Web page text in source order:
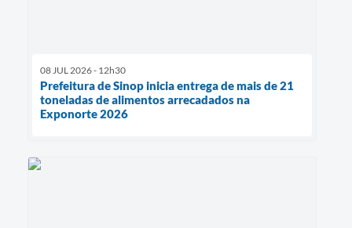
08 JUL 2026 - 12h30
Prefeitura de Sinop inicia entrega de mais de 21
toneladas de alimentos arrecadados na
Exponorte 2026